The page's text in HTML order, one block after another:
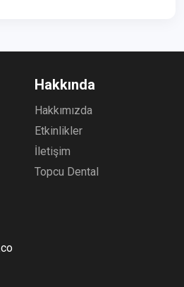
Hakkında
Hakkımızda
Etkinlikler
İletişim
Topcu Dental